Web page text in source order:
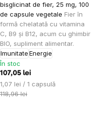
bisglicinat de fier, 25 mg, 100
de capsule vegetale Fier în
formă chelatată cu vitamina
C, B9 și B12, acum cu ghimbir
BIO, supliment alimentar.
ImunitateEnergie
În stoc
107,05 lei
Evaluare
preţ:
1,07 lei / 1 capsulă
118,96 lei